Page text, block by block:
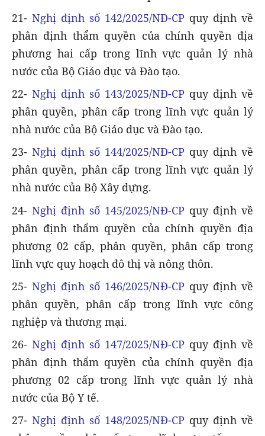
21- Nghị định số 142/2025/NĐ-CP quy định về
phân định thẩm quyền của chính quyền địa
phương hai cấp trong lĩnh vực quản lý nhà
nước của Bộ Giáo dục và Đào tạo.
22- Nghị định số 143/2025/NĐ-CP quy định về
phân quyền, phân cấp trong lĩnh vực quản lý
nhà nước của Bộ Giáo dục và Đào tạo.
23- Nghị định số 144/2025/NĐ-CP quy định về
phân quyền, phân cấp trong lĩnh vực quản lý
nhà nước của Bộ Xây dựng.
24- Nghị định số 145/2025/NĐ-CP quy định về
phân định thẩm quyền của chính quyền địa
phương 02 cấp, phân quyền, phân cấp trong
lĩnh vực quy hoạch đô thị và nông thôn.
25- Nghị định số 146/2025/NĐ-CP quy định về
phân quyền, phân cấp trong lĩnh vực công
nghiệp và thương mại.
26- Nghị định số 147/2025/NĐ-CP quy định về
phân định thẩm quyền của chính quyền địa
phương 02 cấp trong lĩnh vực quản lý nhà
nước của Bộ Y tế.
27- Nghị định số 148/2025/NĐ-CP quy định về